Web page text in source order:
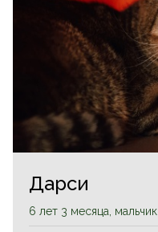
Дарси
6 лет 3 месяца, мальчик